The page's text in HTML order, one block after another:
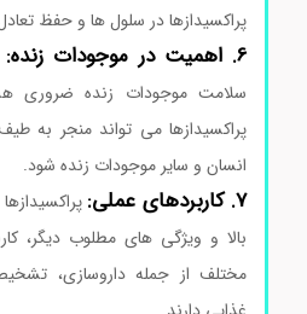
پراکسیدازها در سلول ها و حفظ
سلامت موجودات زنده ضروری
پراکسیدازها می تواند منجر به طیف
انسان و سایر موجودات زنده شود.
پراکسیدازها به
بالا و ویژگی های مطلوب دیگر،
مختلف از جمله داروسازی، تشخیص،